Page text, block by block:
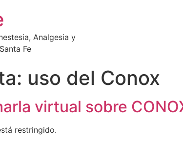
Analgesia y
Fe
uso del Conox
virtual sobre
restringido.